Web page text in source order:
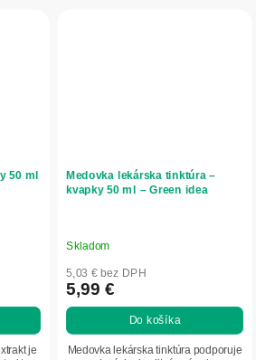
50 ml
je
Medovka lekárska tinktúra –
kvapky 50 ml – Green idea
Skladom
5,03 € bez DPH
5,99 €
Do košíka
Medovka lekárska tinktúra podporuje